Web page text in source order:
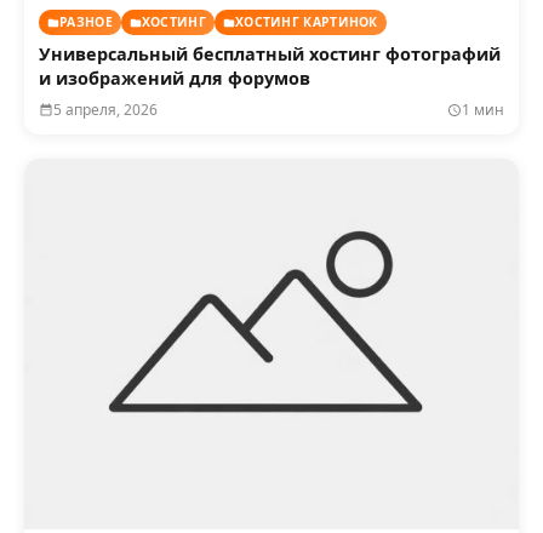
РАЗНОЕ ХОСТИНГ ХОСТИНГ КАРТИНОК
Универсальный бесплатный хостинг фотографий
и изображений для форумов
5 апреля, 2026 1 мин